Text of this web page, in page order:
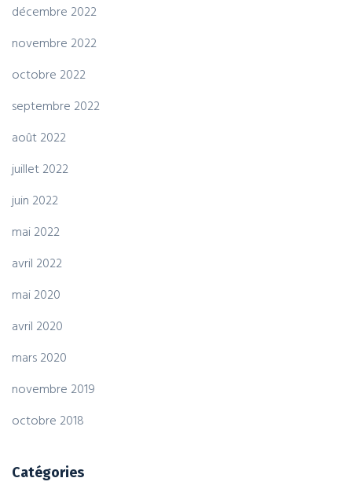
décembre 2022
novembre 2022
octobre 2022
septembre 2022
août 2022
juillet 2022
juin 2022
mai 2022
avril 2022
mai 2020
avril 2020
mars 2020
novembre 2019
octobre 2018
Catégories